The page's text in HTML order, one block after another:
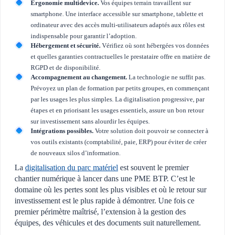
Ergonomie multidevice. Vos équipes terrain travaillent sur
smartphone. Une interface accessible sur smartphone, tablette et
ordinateur avec des accès multi-utilisateurs adaptés aux rôles est
indispensable pour garantir l’adoption.
Hébergement et sécurité. Vérifiez où sont hébergées vos données
et quelles garanties contractuelles le prestataire offre en matière de
RGPD et de disponibilité.
Accompagnement au changement. La technologie ne suffit pas.
Prévoyez un plan de formation par petits groupes, en commençant
par les usages les plus simples. La digitalisation progressive, par
étapes et en priorisant les usages essentiels, assure un bon retour
sur investissement sans alourdir les équipes.
Intégrations possibles. Votre solution doit pouvoir se connecter à
vos outils existants (comptabilité, paie, ERP) pour éviter de créer
de nouveaux silos d’information.
La digitalisation du parc matériel est souvent le premier
chantier numérique à lancer dans une PME BTP. C’est le
domaine où les pertes sont les plus visibles et où le retour sur
investissement est le plus rapide à démontrer. Une fois ce
premier périmètre maîtrisé, l’extension à la gestion des
équipes, des véhicules et des documents suit naturellement.